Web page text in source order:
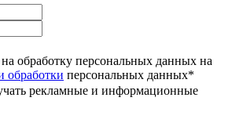
на обработку персональных данных на
обработки персональных данных*
рекламные и информационные